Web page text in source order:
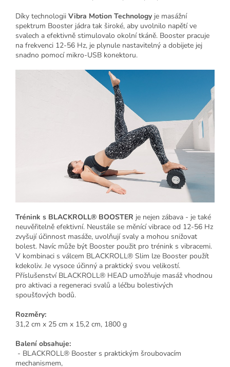
Díky technologii Vibra Motion Technology je masážní
spektrum Booster jádra tak široké, aby uvolnilo napětí ve
svalech a efektivně stimulovalo okolní tkáně. Booster pracuje
na frekvenci 12-56 Hz, je plynule nastavitelný a dobijete jej
snadno pomocí mikro-USB konektoru.
Trénink s BLACKROLL® BOOSTER je nejen zábava - je také
neuvěřitelně efektivní. Neustále se měnící vibrace od 12-56 Hz
zvyšují účinnost masáže, uvolňují svaly a mohou snižovat
bolest. Navíc může být Booster použit pro trénink s vibracemi.
V kombinaci s válcem BLACKROLL® Slim lze Booster použít
kdekoliv. Je vysoce účinný a praktický svou velikostí.
Příslušenství BLACKROLL® HEAD umožňuje masáž vhodnou
pro aktivaci a regeneraci svalů a léčbu bolestivých
spoušťových bodů.
Rozměry:
31,2 cm x 25 cm x 15,2 cm, 1800 g
Balení obsahuje:
- BLACKROLL® Booster s praktickým šroubovacím
mechanismem,